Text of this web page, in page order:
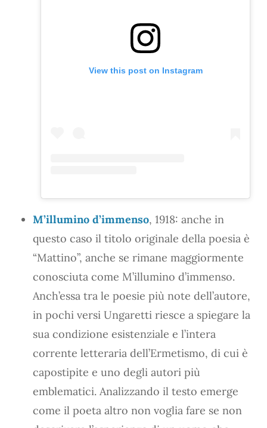
View this post on Instagram
M’illumino d’immenso, 1918: anche in
questo caso il titolo originale della poesia è
“Mattino”, anche se rimane maggiormente
conosciuta come M’illumino d’immenso.
Anch’essa tra le poesie più note dell’autore,
in pochi versi Ungaretti riesce a spiegare la
sua condizione esistenziale e l’intera
corrente letteraria dell’Ermetismo, di cui è
capostipite e uno degli autori più
emblematici. Analizzando il testo emerge
come il poeta altro non voglia fare se non